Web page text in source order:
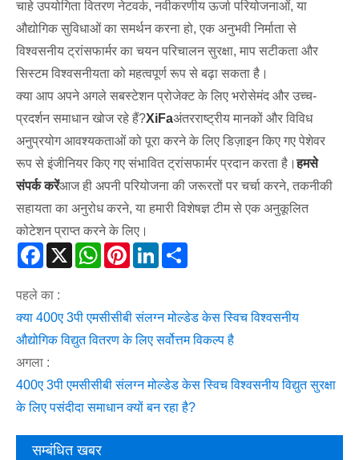
चाहे उपयोगिता वितरण नेटवर्क, नवीकरणीय ऊर्जा परियोजनाओं, या
औद्योगिक सुविधाओं का समर्थन करना हो, एक अनुभवी निर्माता से
विश्वसनीय ट्रांसफार्मर का चयन परिचालन सुरक्षा, माप सटीकता और
सिस्टम विश्वसनीयता को महत्वपूर्ण रूप से बढ़ा सकता है।
क्या आप अपने अगले सबस्टेशन प्रोजेक्ट के लिए भरोसेमंद और उच्च-
प्रदर्शन समाधान खोज रहे हैं?XiFaअंतरराष्ट्रीय मानकों और विविध
अनुप्रयोग आवश्यकताओं को पूरा करने के लिए डिज़ाइन किए गए पेशेवर
रूप से इंजीनियर किए गए संभावित ट्रांसफार्मर प्रदान करता है।हमसे
संपर्क करेंआज ही अपनी परियोजना की जरूरतों पर चर्चा करने, तकनीकी
सहायता का अनुरोध करने, या हमारी विशेषज्ञ टीम से एक अनुकूलित
कोटेशन प्राप्त करने के लिए।
Facebook
X WhatsAppPinterestLinkedIn
पहले का :
क्या 400ए 3पी एमसीसीबी संलग्न मोल्डेड केस स्विच विश्वसनीय
औद्योगिक विद्युत वितरण के लिए सर्वोत्तम विकल्प है
अगला :
400ए 3पी एमसीसीबी संलग्न मोल्डेड केस स्विच विश्वसनीय विद्युत सुरक्षा
के लिए पसंदीदा समाधान क्यों बन रहा है?
सम्बंधित खबर